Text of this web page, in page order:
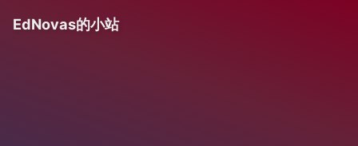
EdNovas的小站